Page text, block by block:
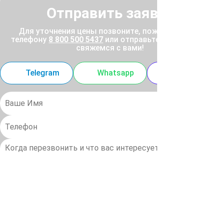
Отправить заявку
Для уточнения цены позвоните, пожалуйста, по
телефону 8 800 500 5437 или отправьте заявку, и мы
свяжемся с вами!
Telegram Whatsapp